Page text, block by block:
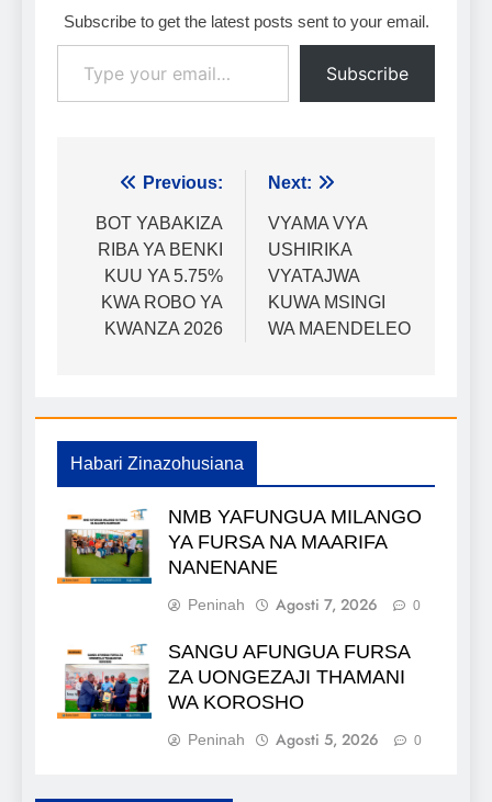
Subscribe to get the latest posts sent to your email.
Type your email…
Subscribe
Urambazaji
wa
chapisho
Previous:
BOT YABAKIZA
RIBA YA BENKI
KUU YA 5.75%
KWA ROBO YA
KWANZA 2026
Next:
VYAMA VYA
USHIRIKA
VYATAJWA
KUWA MSINGI
WA MAENDELEO
Habari Zinazohusiana
NMB YAFUNGUA MILANGO
YA FURSA NA MAARIFA
NANENANE
Peninah Agosti 7, 2026 0
SANGU AFUNGUA FURSA
ZA UONGEZAJI THAMANI
WA KOROSHO
Peninah Agosti 5, 2026 0